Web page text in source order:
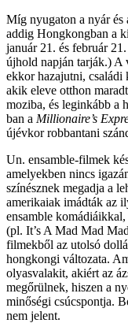
Míg nyugaton a nyár és
addig Hongkongban a
január 21. és február
újhold napján tarják.)
ekkor hazajutni, családi
akik eleve otthon
moziba, és leginkább a
ban a Millionaire’s
újévkor robbantani
Un. ensamble-filmek
amelyekben nincs
színésznek megadja a
amerikaiak imádták az
ensamble
(pl. It’s A Mad Mad
filmekből az utolsó
hongkongi változata.
olyasvalakit, akiért az
megőrülnek, hiszen a
minőségi csúcspontja.
nem jelent.